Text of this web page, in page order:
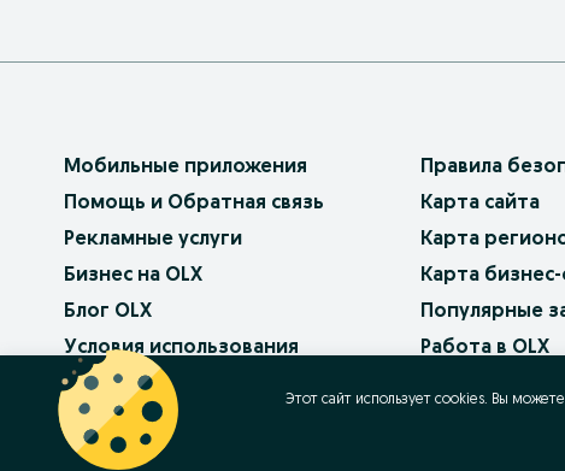
Мобильные приложения
Помощь и Обратная связь
Рекламные услуги
Бизнес на OLX
Блог OLX
Условия использования
Политика конфиденциальности
Баннерная реклама
Правила
Карта сайта
Карта
Карта
Популярные
Работа в OLX
Этот сайт использует cookies. Вы